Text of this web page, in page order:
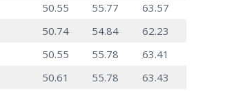
50.55 55.77
63.57
50.74 54.84
62.23
50.55 55.78
63.41
50.61 55.78
63.43